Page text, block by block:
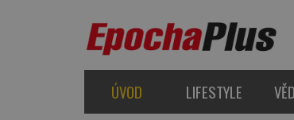
ÚVOD LIFESTYLE